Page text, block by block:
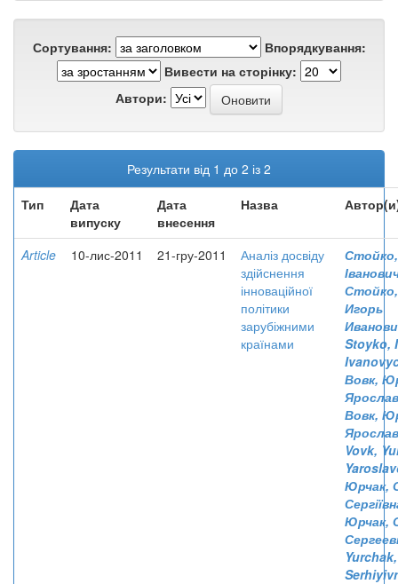
Сортування:
Впорядкування:
Вивести на сторінку:
Автори:
Результати від 1 до 2 із 2
Тип
Дата
випуску
Дата
внесення
Назва
Article 10-лис-2011 21-гру-2011
Аналіз досвіду
здійснення
інноваційної
політики
зарубіжними
країнами
Стойко,
Стойко,
Игорь
Stoyko,
Вовк,
Вовк,
Vovk,
Юрчак,
Юрчак,